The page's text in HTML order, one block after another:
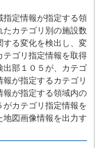
指定情報が指定する領
たカテゴリ別の施設数
する変化を検出し、変
テゴリ指定情報を取得
出部１０５が、カテゴ
が指定するカテゴリ
報が指定する領域内の
カテゴリ指定情報を
地図画像情報を出力す